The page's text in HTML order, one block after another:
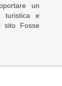
un
turistica e
sito Fosse